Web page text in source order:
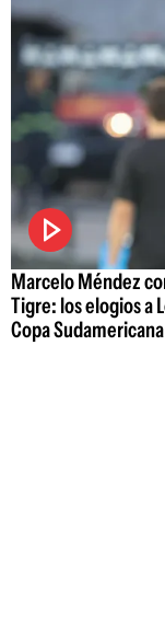
Marcelo Méndez
Tigre: los elogios a
Copa